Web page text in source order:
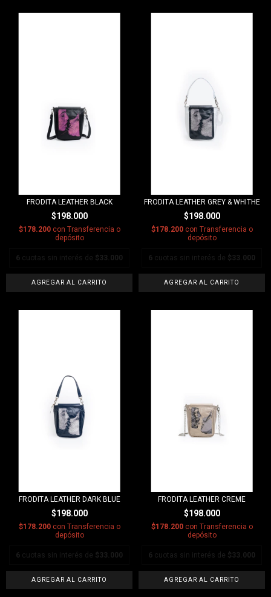
FRODITA LEATHER BLACK
$198.000
$178.200 con Transferencia o
depósito
6 cuotas sin interés de $33.000
FRODITA LEATHER GREY & WHITHE
$198.000
$178.200 con Transferencia o
depósito
6 cuotas sin interés de $33.000
FRODITA LEATHER DARK BLUE
$198.000
$178.200 con Transferencia o
depósito
6 cuotas sin interés de $33.000
FRODITA LEATHER CREME
$198.000
$178.200 con Transferencia o
depósito
6 cuotas sin interés de $33.000